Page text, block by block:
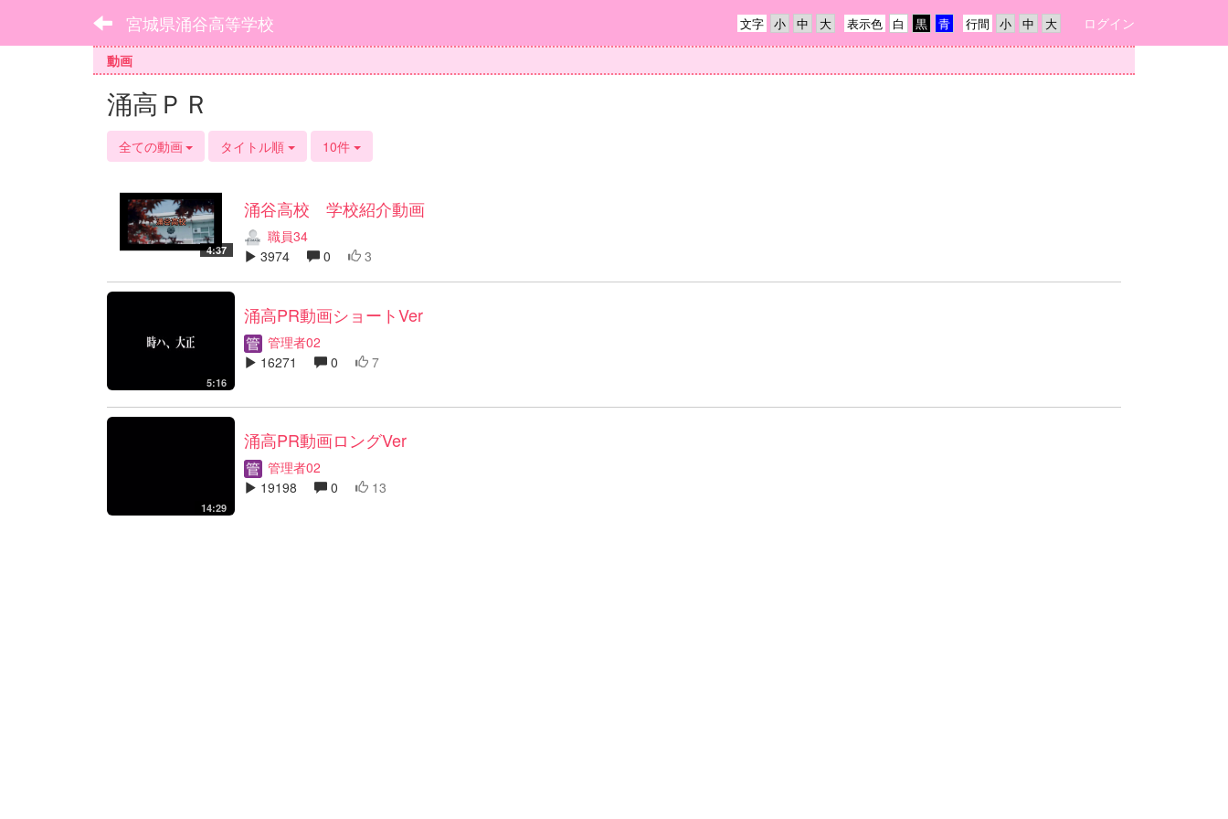
宮城県涌谷高等学校 行間
表示色
文字 ログイン
動画
涌高ＰＲ
全ての動画 タイトル順 10件
4:37
涌谷高校 学校紹介動画
職員34
3974
0 3
5:16
涌高PR動画ショートVer
管理者02
16271
0 7
14:29
涌高PR動画ロングVer
管理者02
19198
0 13